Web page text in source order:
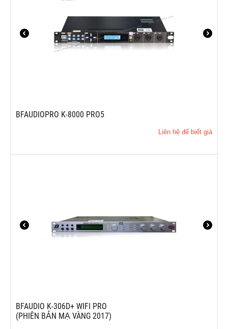
BFAUDIOPRO K-8000 PRO5
Liên hệ để biết giá
BFAUDIO K-306D+ WIFI PRO
(PHIÊN BẢN MẠ VÀNG 2017)